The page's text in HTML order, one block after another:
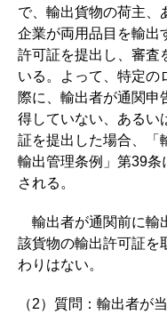
で、輸出貨物の荷主、
企業が両用品目を輸出
許可証を提出し、審査
いる。よって、特定の
際に、輸出者が通関申
得していない、あるい
証を提出した場合、「
輸出管理条例」第39条
される。
輸出者が通関前に輸
該貨物の輸出許可証を
わりはない。
（2）質問：輸出者が